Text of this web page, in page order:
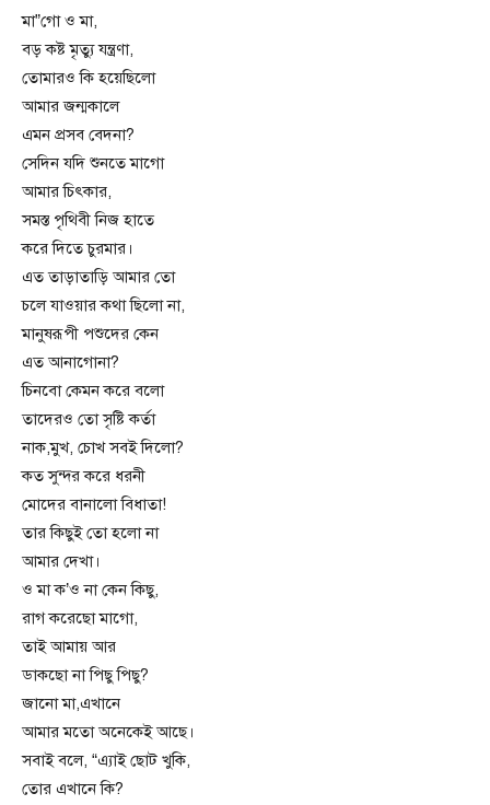
মা”গো ও মা,
বড় কষ্ট মৃত্যু যন্ত্রণা,
তোমারও কি হয়েছিলো
আমার জন্মকালে
এমন প্রসব বেদনা?
সেদিন যদি শুনতে মাগো
আমার চিৎকার,
সমস্ত পৃথিবী নিজ হাতে
করে দিতে চুরমার।
এত তাড়াতাড়ি আমার তো
চলে যাওয়ার কথা ছিলো না,
মানুষরূপী পশুদের কেন
এত আনাগোনা?
চিনবো কেমন করে বলো
তাদেরও তো সৃষ্টি কর্তা
নাক,মুখ, চোখ সবই দিলো?
কত সুন্দর করে ধরনী
মোদের বানালো বিধাতা!
তার কিছুই তো হলো না
আমার দেখা।
ও মা ক’ও না কেন কিছু,
রাগ করেছো মাগো,
তাই আমায় আর
ডাকছো না পিছু পিছু?
জানো মা,এখানে
আমার মতো অনেকেই আছে।
সবাই বলে, “এ্যাই ছোট খুকি,
তোর এখানে কি?